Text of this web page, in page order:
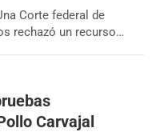
Corte federal de
rechazó un recurso…
Carvajal